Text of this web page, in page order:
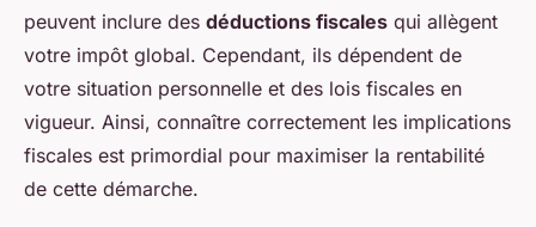
peuvent inclure des déductions fiscales qui allègent
votre impôt global. Cependant, ils dépendent de
votre situation personnelle et des lois fiscales en
vigueur. Ainsi, connaître correctement les implications
fiscales est primordial pour maximiser la rentabilité
de cette démarche.